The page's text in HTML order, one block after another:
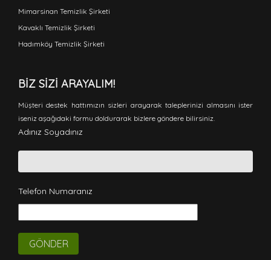
Mimarsinan Temizlik Şirketi
Kavaklı Temizlik Şirketi
Hadımköy Temizlik Şirketi
BIZ SIZI ARAYALIM!
Müşteri destek hattımızın sizleri arayarak taleplerinizi almasını ister
iseniz aşağıdaki formu doldurarak bizlere göndere bilirsiniz.
Adınız Soyadınız
Telefon Numaranız